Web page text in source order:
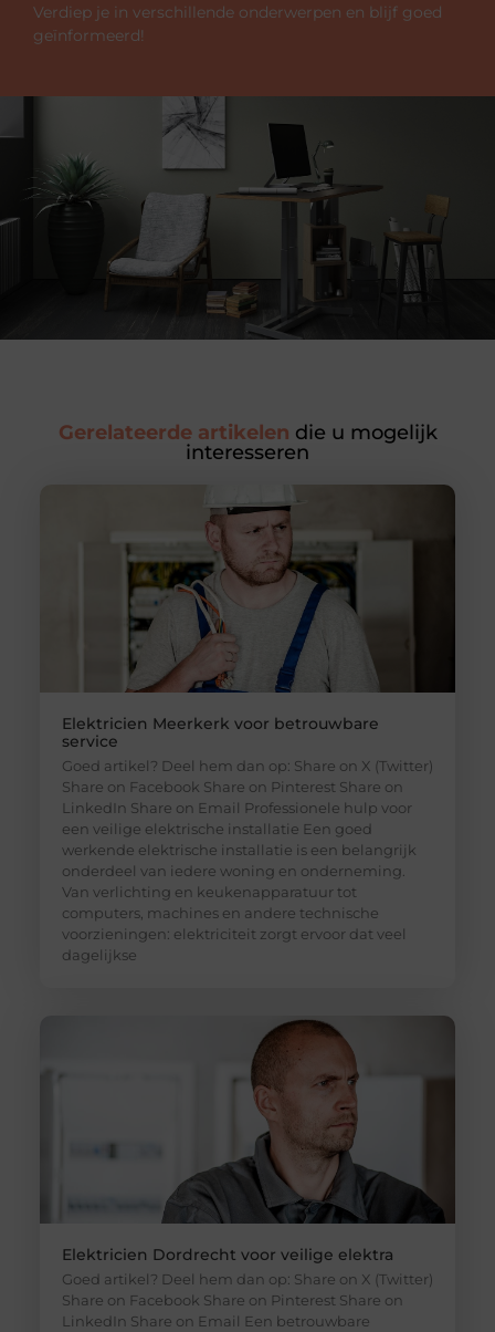
Verdiep je in verschillende onderwerpen en blijf goed
geïnformeerd!
Gerelateerde artikelen die u mogelijk
interesseren
Elektricien Meerkerk voor betrouwbare
service
Goed artikel? Deel hem dan op: Share on X (Twitter)
Share on Facebook Share on Pinterest Share on
LinkedIn Share on Email Professionele hulp voor
een veilige elektrische installatie Een goed
werkende elektrische installatie is een belangrijk
onderdeel van iedere woning en onderneming.
Van verlichting en keukenapparatuur tot
computers, machines en andere technische
voorzieningen: elektriciteit zorgt ervoor dat veel
dagelijkse
Elektricien Dordrecht voor veilige elektra
Goed artikel? Deel hem dan op: Share on X (Twitter)
Share on Facebook Share on Pinterest Share on
LinkedIn Share on Email Een betrouwbare